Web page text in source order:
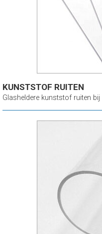
KUNSTSTOF RUITEN
Glasheldere kunststof ruiten bij